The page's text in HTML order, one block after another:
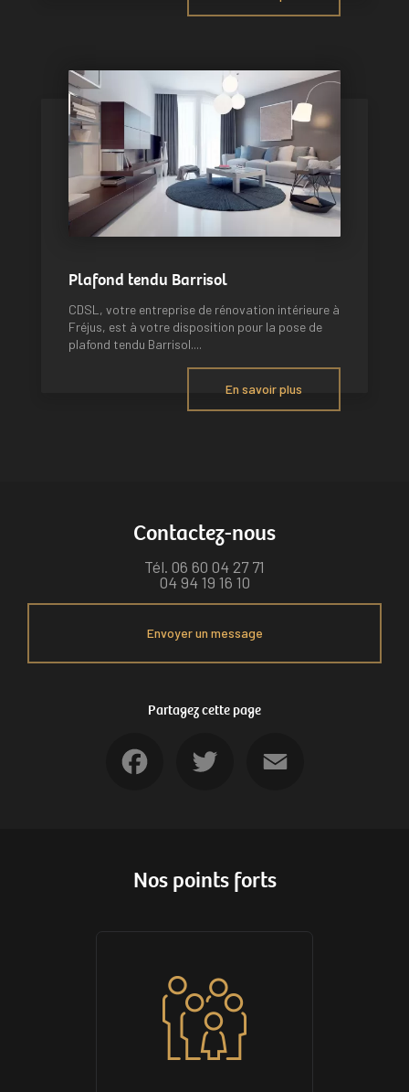
Plafond tendu Barrisol
CDSL, votre entreprise de rénovation intérieure à
Fréjus, est à votre disposition pour la pose de
plafond tendu Barrisol....
En savoir plus
Contactez-nous
Tél. 06 60 04 27 71
04 94 19 16 10
Envoyer un message
Partagez cette page
Nos points forts